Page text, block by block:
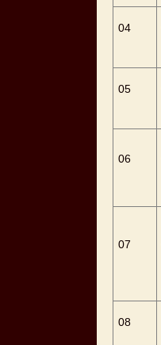
04
05
06
07
08